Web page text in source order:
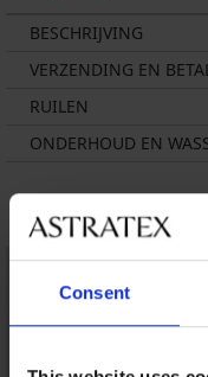
Consent
BESCHRIJVING
VERZENDING EN
RUILEN
ONDERHOUD EN